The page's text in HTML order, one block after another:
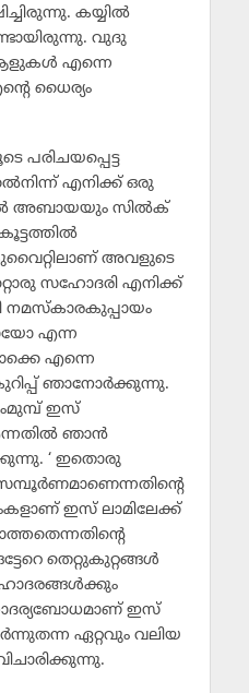
കയ്യില്‍
വുദു
ആളുകള്‍ എന്നെ
ധൈര്യം
പരിചയപ്പെട്ട
എനിക്ക് ഒരു
അബായയും സില്‍ക്
അവളുടെ
സഹോദരി എനിക്ക്
നമസ്‌കാരകുപ്പായം
എന്ന
എന്നെ
ഞാനോര്‍ക്കുന്നു.
ഇസ്
ഞാന്‍
‘ ഇതൊരു
ഇസ് ലാമിലേക്ക്
തെറ്റുകുറ്റങ്ങള്‍
ഇസ്
ഏറ്റവും വലിയ